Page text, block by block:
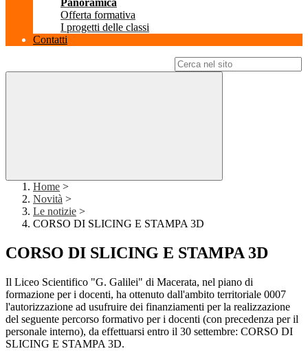
Panoramica
Offerta formativa
I progetti delle classi
Contatti
Home >
Novità >
Le notizie >
CORSO DI SLICING E STAMPA 3D
CORSO DI SLICING E STAMPA 3D
Il Liceo Scientifico "G. Galilei" di Macerata, nel piano di
formazione per i docenti, ha ottenuto dall'ambito territoriale 0007
l'autorizzazione ad usufruire dei finanziamenti per la realizzazione
del seguente percorso formativo per i docenti (con precedenza per il
personale interno), da effettuarsi entro il 30 settembre: CORSO DI
SLICING E STAMPA 3D.